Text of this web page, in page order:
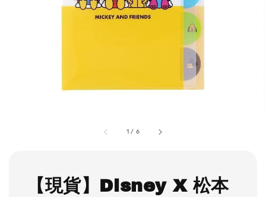
1 / 6
【現貨】Disney X 松本